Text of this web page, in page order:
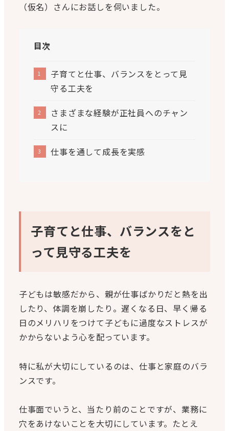
（仮名）さんにお話しを伺いました。
目次
子育てと仕事、バランスをとって見
守る工夫を
さまざまな経験が正社員へのチャン
スに
仕事を通して成長を実感
子育てと仕事、バランスをと
って見守る工夫を
子どもは敏感だから、親が仕事ばかりだと熱を出
したり、体調を崩したり。遅くなる日、早く帰る
日のメリハリをつけて子どもに過度なストレスが
かからないよう心を配っています。
特に私が大切にしているのは、仕事と家庭のバラ
ンスです。
仕事面でいうと、当たり前のことですが、業務に
穴をあけないことを大切にしています。たとえ